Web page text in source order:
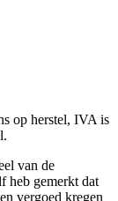
op herstel, IVA is
van de
heb gemerkt dat
vergoed kregen